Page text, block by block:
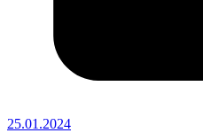
25.01.2024